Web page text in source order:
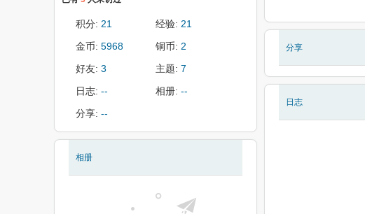
积分: 21 经验: 21
金币: 5968 铜币: 2
好友: 3 主题: 7
日志: -- 相册: --
分享: --
相册
分享
日志